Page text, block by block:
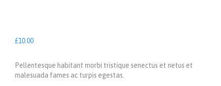
£10.00
Pellentesque habitant morbi tristique senectus et netus et
malesuada fames ac turpis egestas.